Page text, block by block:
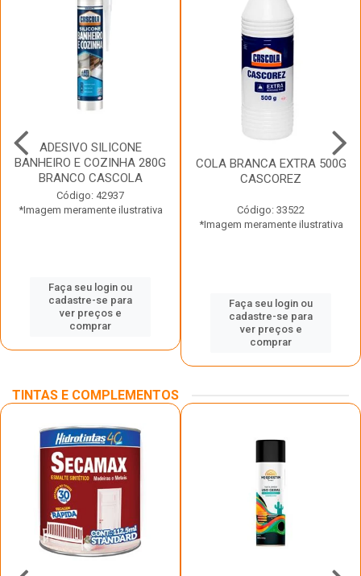
ADESIVO SILICONE
BANHEIRO E COZINHA 280G
BRANCO CASCOLA
Código: 42937
*Imagem meramente ilustrativa
Faça seu login ou
cadastre-se para
ver preços e
comprar
COLA BRANCA EXTRA 500G
CASCOREZ
Código: 33522
*Imagem meramente ilustrativa
Faça seu login ou
cadastre-se para
ver preços e
comprar
TINTAS E COMPLEMENTOS